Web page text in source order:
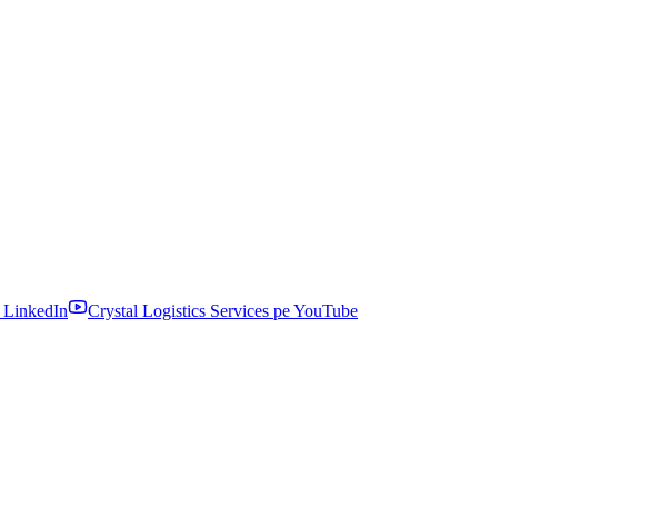
LinkedIn Crystal Logistics Services peYouTube